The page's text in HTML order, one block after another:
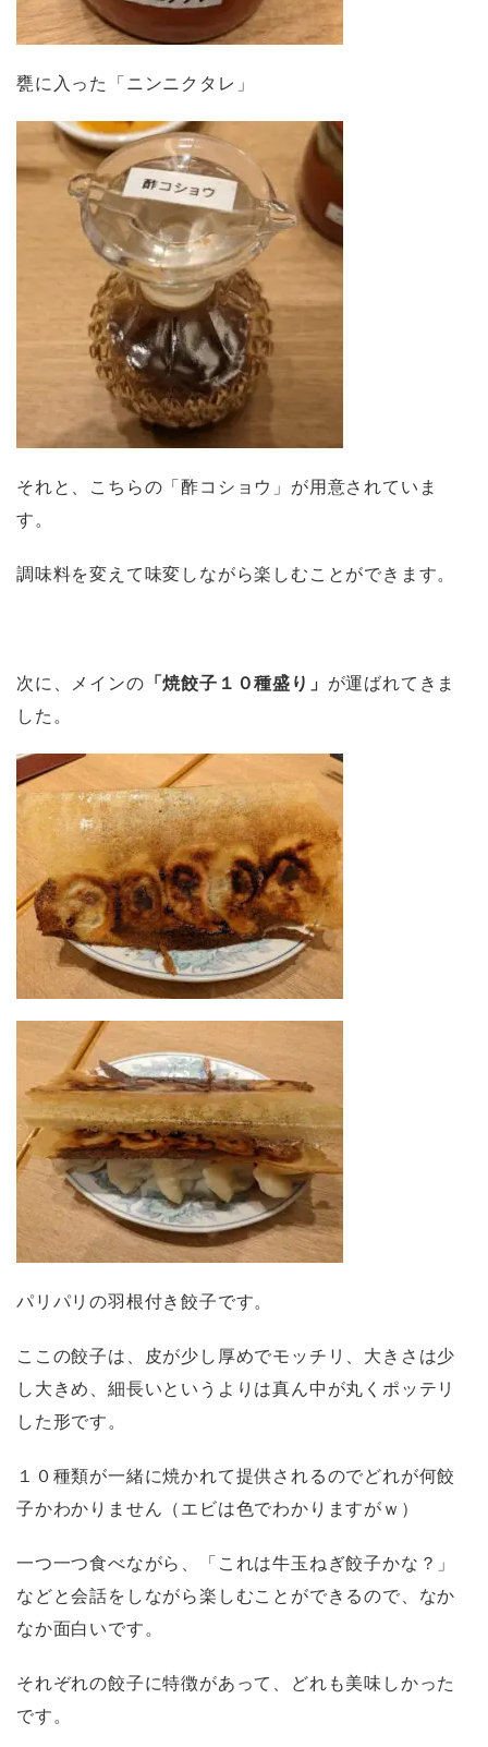
甕に入った「ニンニクタレ」
それと、こちらの「酢コショウ」が用意されていま
す。
調味料を変えて味変しながら楽しむことができます。
次に、メインの 「焼餃子１０種盛り」 が運ばれてきま
した。
パリパリの羽根付き餃子です。
ここの餃子は、皮が少し厚めでモッチリ、大きさは少
し大きめ、細長いというよりは真ん中が丸くポッテリ
した形です。
１０種類が一緒に焼かれて提供されるのでどれが何餃
子かわかりません（エビは色でわかりますがｗ）
一つ一つ食べながら、「これは牛玉ねぎ餃子かな？」
などと会話をしながら楽しむことができるので、なか
なか面白いです。
それぞれの餃子に特徴があって、どれも美味しかった
です。